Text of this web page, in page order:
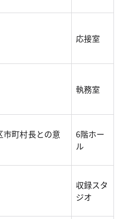
応接室
執務室
市町村長との意
6階ホー
ル
収録スタ
ジオ